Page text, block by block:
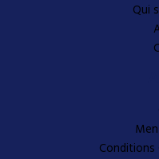
Qui
Conditions